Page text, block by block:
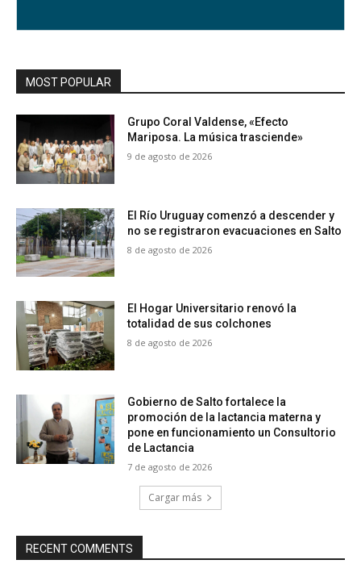
MOST POPULAR
Grupo Coral Valdense, «Efecto
Mariposa. La música trasciende»
9 de agosto de 2026
El Río Uruguay comenzó a descender y
no se registraron evacuaciones en Salto
8 de agosto de 2026
El Hogar Universitario renovó la
totalidad de sus colchones
8 de agosto de 2026
Gobierno de Salto fortalece la
promoción de la lactancia materna y
pone en funcionamiento un Consultorio
de Lactancia
7 de agosto de 2026
Cargar más
RECENT COMMENTS